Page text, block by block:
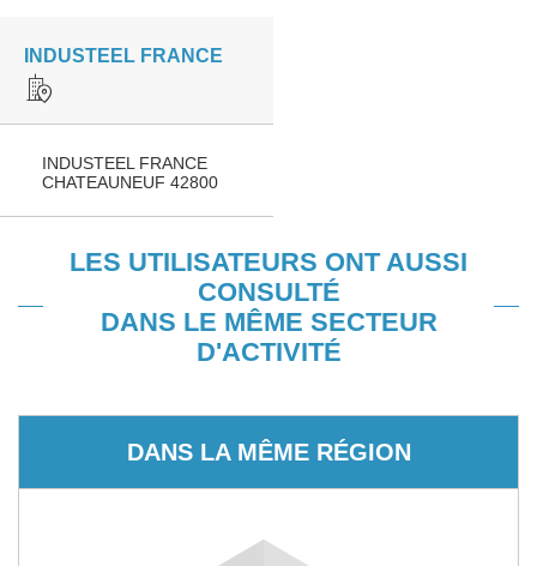
INDUSTEEL FRANCE
INDUSTEEL FRANCE
CHATEAUNEUF 42800
LES UTILISATEURS ONT AUSSI
CONSULTÉ
DANS LE MÊME SECTEUR
D'ACTIVITÉ
DANS LA MÊME RÉGION